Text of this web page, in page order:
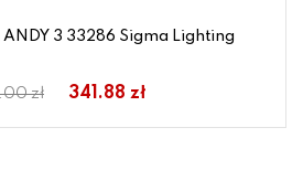
3 33286 Sigma Lighting
zł 341.88 zł